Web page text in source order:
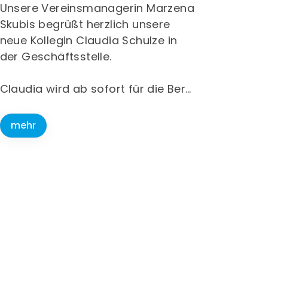
Unsere Vereinsmanagerin Marzena
Skubis begrüßt herzlich unsere
neue Kollegin Claudia Schulze in
der Geschäftsstelle.
Claudia wird ab sofort für die Ber…
mehr